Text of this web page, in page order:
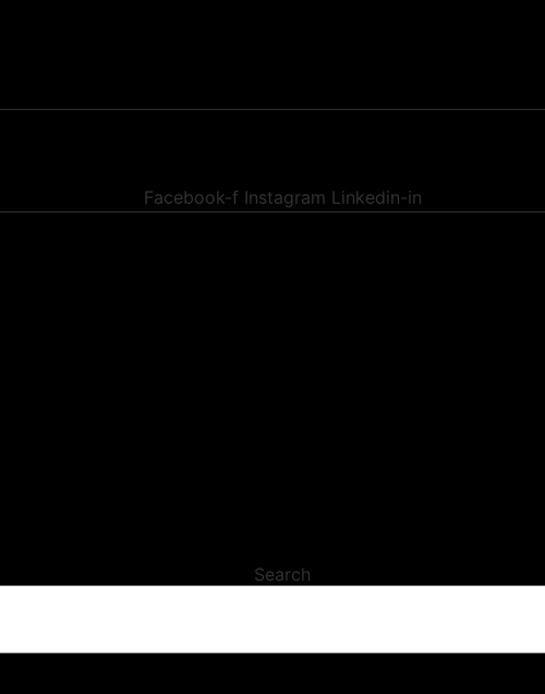
Facebook-f Instagram Linkedin-in
Search